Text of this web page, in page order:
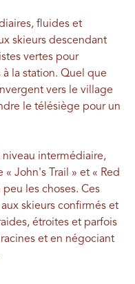
fluides et
skieurs descendant
vertes pour
la station. Quel que
vers le village
le télésiège pour un
intermédiaire,
John's Trail » et « Red
les choses. Ces
skieurs confirmés et
étroites et parfois
et en négociant